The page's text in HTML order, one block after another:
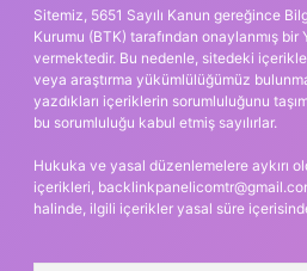
Sitemiz, 5651 Sayılı Kanun gereğince
Kurumu (BTK) tarafından onaylanmış bir
vermektedir. Bu nedenle, sitedeki
veya araştırma yükümlülüğümüz
yazdıkları içeriklerin sorumluluğunu
bu sorumluluğu kabul etmiş sayılırlar.
Hukuka ve yasal düzenlemelere aykırı
içerikleri,
halinde, ilgili içerikler yasal süre